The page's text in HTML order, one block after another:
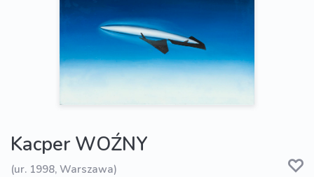
Kacper WOŹNY
(ur. 1998, Warszawa)